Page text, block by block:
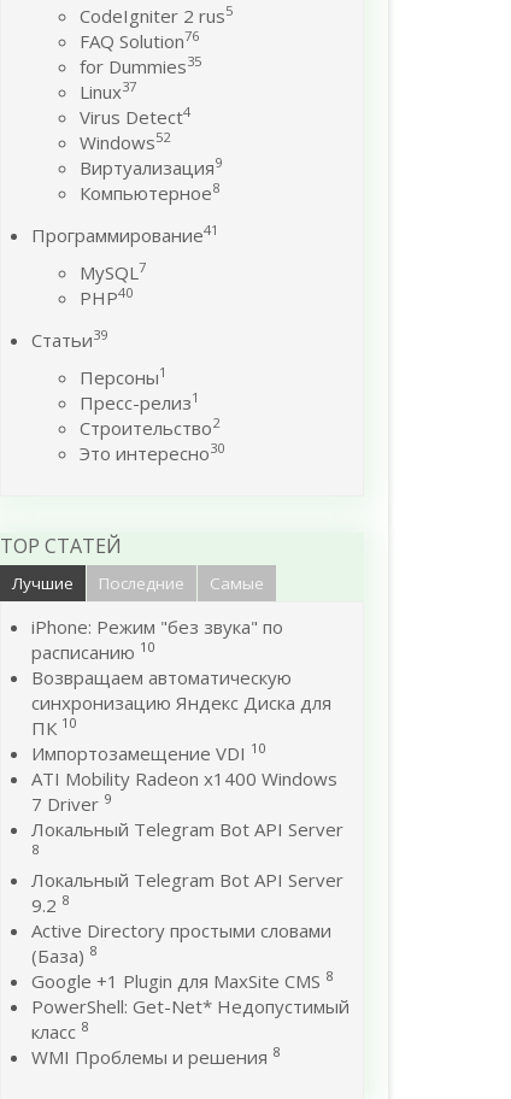
CodeIgniter 2 rus5
FAQ Solution76
for Dummies35
Linux37
Virus Detect4
Windows52
Виртуализация9
Компьютерное8
Программирование41
MySQL7
PHP40
Статьи39
Персоны1
Пресс-релиз1
Строительство2
Это интересно30
TOP СТАТЕЙ
Лучшие Последние Самые
iPhone: Режим "без звука" по
расписанию 10
Возвращаем автоматическую
синхронизацию Яндекс Диска для
ПК 10
Импортозамещение VDI 10
ATI Mobility Radeon x1400 Windows
7 Driver 9
Локальный Telegram Bot API Server
8
Локальный Telegram Bot API Server
9.2 8
Active Directory простыми словами
(База) 8
Google +1 Plugin для MaxSite CMS 8
PowerShell: Get-Net* Недопустимый
класс 8
WMI Проблемы и решения 8